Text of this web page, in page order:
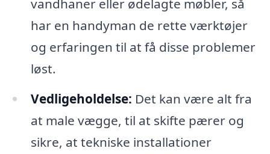
vandhaner eller ødelagte møbler, så
har en handyman de rette værktøjer
og erfaringen til at få disse problemer
løst.
Vedligeholdelse: Det kan være alt fra
at male vægge, til at skifte pærer og
sikre, at tekniske installationer